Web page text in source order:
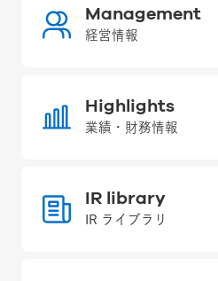
Management
経営情報
Highlights
業績・財務情報
IR library
IR ライブラリ